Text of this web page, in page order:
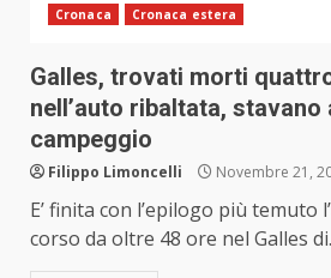
Cronaca Cronaca estera
Galles, trovati morti
nell’auto ribaltata, stavano
campeggio
Filippo Limoncelli Novembre 21,
E’ finita con l’epilogo più temuto
corso da oltre 48 ore nel Galles